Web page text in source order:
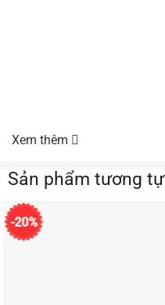
Xem thêm
Sản phẩm tương tự
-20%